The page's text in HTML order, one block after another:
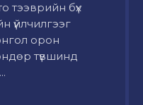
тээврийн бүх
үйлчилгээг
орон
түвшинд